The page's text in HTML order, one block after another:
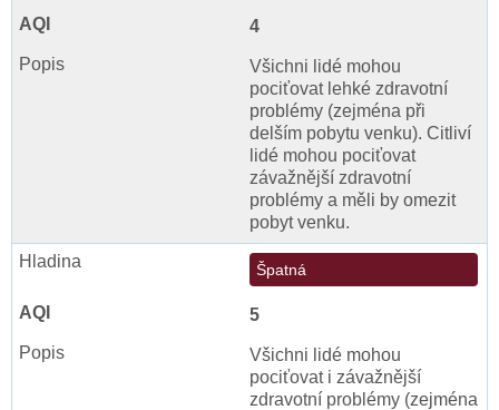
4
Všichni lidé mohou
pociťovat lehké zdravotní
problémy (zejména při
delším pobytu venku). Citliví
lidé mohou pociťovat
závažnější zdravotní
problémy a měli by omezit
pobyt venku.
Špatná
5
Všichni lidé mohou
pociťovat i závažnější
zdravotní problémy (zejména